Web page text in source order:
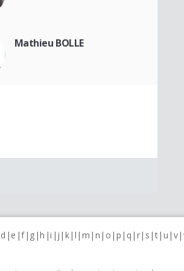
Mathieu BOLLE
d e f g h i j k l m n o p q r s t u v